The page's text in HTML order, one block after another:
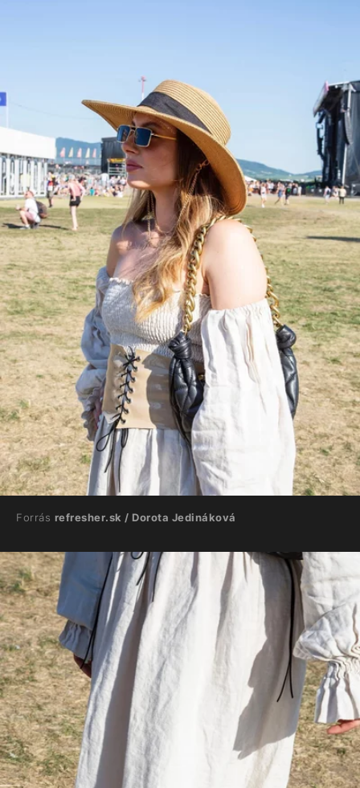
Forrás refresher.sk / Dorota Jedináková